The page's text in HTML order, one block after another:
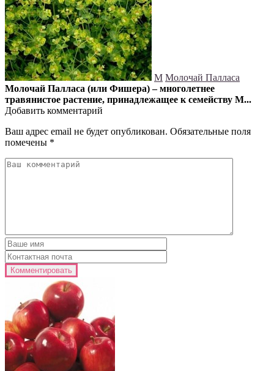
М Молочай Палласа
Молочай Палласа (или Фишера) – многолетнее
травянистое растение, принадлежащее к семейству М...
Добавить комментарий
Ваш адрес email не будет опубликован. Обязательные поля
помечены *